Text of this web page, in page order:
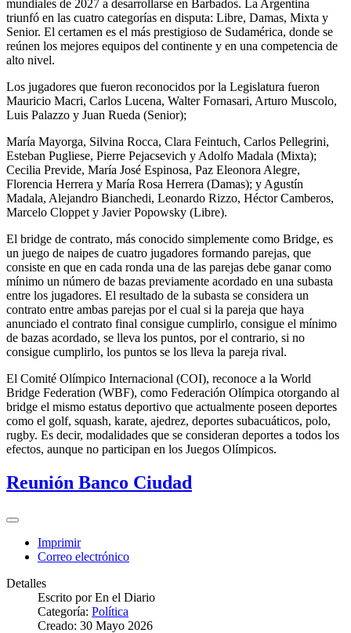
mundiales de 2027 a desarrollarse en Barbados. La Argentina
triunfó en las cuatro categorías en disputa: Libre, Damas, Mixta y
Senior. El certamen es el más prestigioso de Sudamérica, donde se
reúnen los mejores equipos del continente y en una competencia de
alto nivel.
Los jugadores que fueron reconocidos por la Legislatura fueron
Mauricio Macri, Carlos Lucena, Walter Fornasari, Arturo Muscolo,
Luis Palazzo y Juan Rueda (Senior);
María Mayorga, Silvina Rocca, Clara Feintuch, Carlos Pellegrini,
Esteban Pugliese, Pierre Pejacsevich y Adolfo Madala (Mixta);
Cecilia Previde, María José Espinosa, Paz Eleonora Alegre,
Florencia Herrera y María Rosa Herrera (Damas); y Agustín
Madala, Alejandro Bianchedi, Leonardo Rizzo, Héctor Camberos,
Marcelo Cloppet y Javier Popowsky (Libre).
El bridge de contrato, más conocido simplemente como Bridge, es
un juego de naipes de cuatro jugadores formando parejas, que
consiste en que en cada ronda una de las parejas debe ganar como
mínimo un número de bazas previamente acordado en una subasta
entre los jugadores. El resultado de la subasta se considera un
contrato entre ambas parejas por el cual si la pareja que haya
anunciado el contrato final consigue cumplirlo, consigue el mínimo
de bazas acordado, se lleva los puntos, por el contrario, si no
consigue cumplirlo, los puntos se los lleva la pareja rival.
El Comité Olímpico Internacional (COI), reconoce a la World
Bridge Federation (WBF), como Federación Olímpica otorgando al
bridge el mismo estatus deportivo que actualmente poseen deportes
como el golf, squash, karate, ajedrez, deportes subacuáticos, polo,
rugby. Es decir, modalidades que se consideran deportes a todos los
efectos, aunque no participan en los Juegos Olímpicos.
Reunión Banco Ciudad
Imprimir
Correo electrónico
Detalles
Escrito porEn el Diario
Categoría: Política
Creado: 30 Mayo 2026